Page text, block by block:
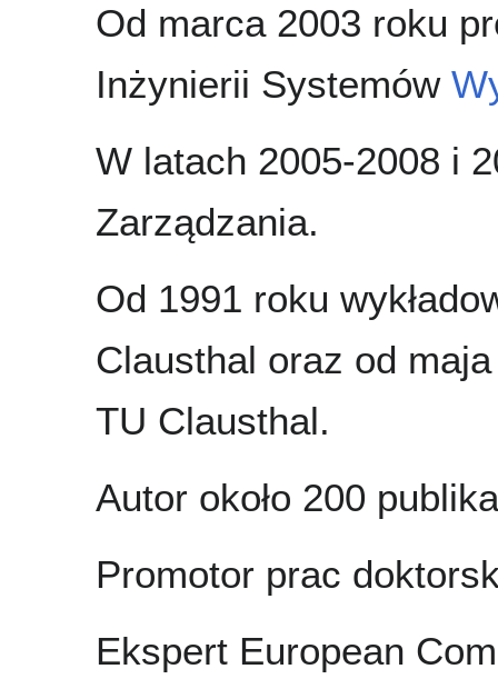
Od marca 2003 roku
Inżynierii Systemów
W latach 2005-2008 i
Zarządzania.
Od 1991 roku
Clausthal oraz od
TU Clausthal.
Autor około 200
Promotor prac
Ekspert European